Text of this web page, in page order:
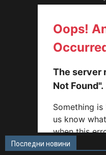
Последни новини